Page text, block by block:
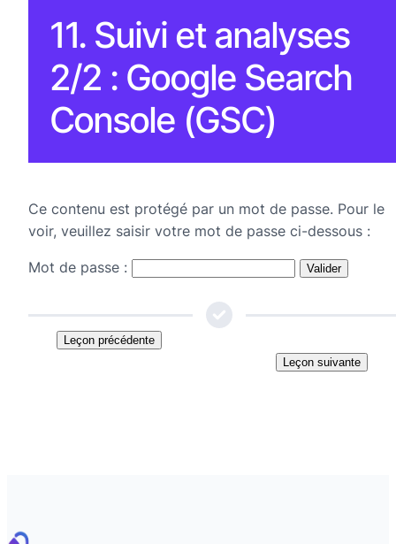
11. Suivi et analyses
2/2 : Google Search
Console (GSC)
Ce contenu est protégé par un mot de passe. Pour le
voir, veuillez saisir votre mot de passe ci-dessous :
Mot de passe :
Leçon précédente
Leçon suivante